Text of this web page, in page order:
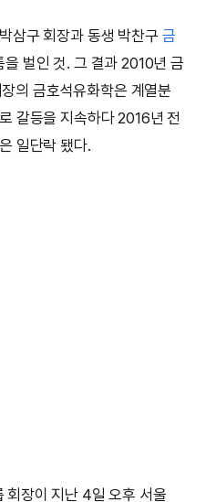
삼구 회장과 동생 박찬구 금
벌인 것. 그 결과 2010년 금
의 금호석유화학은 계열분
갈등을 지속하다 2016년 전
일단락 됐다.